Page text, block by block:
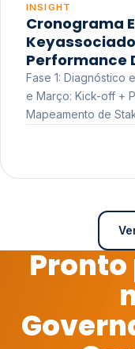
INSIGHT
Cronograma
Performance
Fase 1: Diagnóstico
e Março: Kick-off +
Mapeamento de